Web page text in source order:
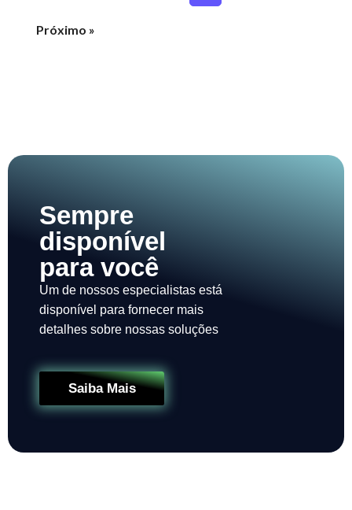
Próximo »
Sempre
disponível
para você
Um de nossos especialistas está
disponível para fornecer mais
detalhes sobre nossas soluções
Saiba Mais